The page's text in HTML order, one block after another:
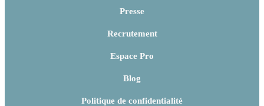
Presse
Recrutement
Espace Pro
Blog
Politique de confidentialité